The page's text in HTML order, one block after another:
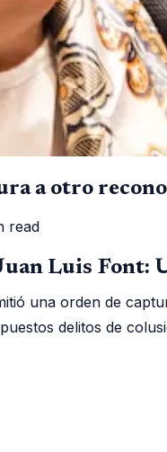
a otro
read
Luis Font:
una orden de
delitos de